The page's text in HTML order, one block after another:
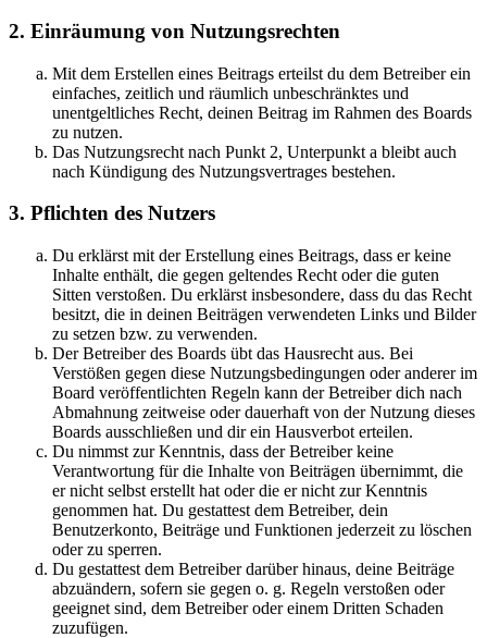
2. Einräumung von Nutzungsrechten
Mit dem Erstellen eines Beitrags erteilst du dem Betreiber ein
einfaches, zeitlich und räumlich unbeschränktes und
unentgeltliches Recht, deinen Beitrag im Rahmen des Boards
zu nutzen.
Das Nutzungsrecht nach Punkt 2, Unterpunkt a bleibt auch
nach Kündigung des Nutzungsvertrages bestehen.
3. Pflichten des Nutzers
Du erklärst mit der Erstellung eines Beitrags, dass er keine
Inhalte enthält, die gegen geltendes Recht oder die guten
Sitten verstoßen. Du erklärst insbesondere, dass du das Recht
besitzt, die in deinen Beiträgen verwendeten Links und Bilder
zu setzen bzw. zu verwenden.
Der Betreiber des Boards übt das Hausrecht aus. Bei
Verstößen gegen diese Nutzungsbedingungen oder anderer im
Board veröffentlichten Regeln kann der Betreiber dich nach
Abmahnung zeitweise oder dauerhaft von der Nutzung dieses
Boards ausschließen und dir ein Hausverbot erteilen.
Du nimmst zur Kenntnis, dass der Betreiber keine
Verantwortung für die Inhalte von Beiträgen übernimmt, die
er nicht selbst erstellt hat oder die er nicht zur Kenntnis
genommen hat. Du gestattest dem Betreiber, dein
Benutzerkonto, Beiträge und Funktionen jederzeit zu löschen
oder zu sperren.
Du gestattest dem Betreiber darüber hinaus, deine Beiträge
abzuändern, sofern sie gegen o. g. Regeln verstoßen oder
geeignet sind, dem Betreiber oder einem Dritten Schaden
zuzufügen.